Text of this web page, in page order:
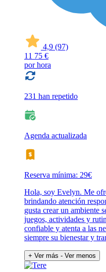
4,9 (97)
11 75 €
por hora
231 han repetido
Agenda actualizada
Reserva mínima: 29€
Hola, soy Evelyn. Me
brindando atención
gusta crear un ambiente
juegos, actividades y
confiable y atenta a las
siempre su bienestar y
+ Ver más - Ver menos